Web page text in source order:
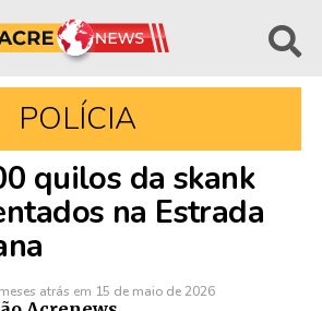
POLÍCIA
quilos da skank
na Estrada
atrás em 15 de maio de 2026